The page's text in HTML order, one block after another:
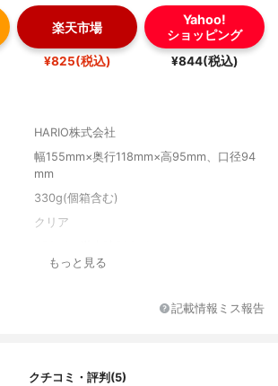
楽天市場
¥825(税込)
Yahoo!
ショッピング
¥844(税込)
HARIO株式会社
幅155mm×奥行118mm×高95mm、口径94
mm
330g(個箱含む)
クリア
もっと見る
記載情報ミス報告
クチコミ・評判(5)